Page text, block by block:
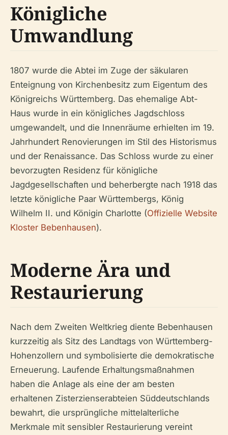
Königliche
Umwandlung
1807 wurde die Abtei im Zuge der säkularen
Enteignung von Kirchenbesitz zum Eigentum des
Königreichs Württemberg. Das ehemalige Abt-
Haus wurde in ein königliches Jagdschloss
umgewandelt, und die Innenräume erhielten im 19.
Jahrhundert Renovierungen im Stil des Historismus
und der Renaissance. Das Schloss wurde zu einer
bevorzugten Residenz für königliche
Jagdgesellschaften und beherbergte nach 1918 das
letzte königliche Paar Württembergs, König
Wilhelm II. und Königin Charlotte (Offizielle Website
Kloster Bebenhausen).
Moderne Ära und
Restaurierung
Nach dem Zweiten Weltkrieg diente Bebenhausen
kurzzeitig als Sitz des Landtags von Württemberg-
Hohenzollern und symbolisierte die demokratische
Erneuerung. Laufende Erhaltungsmaßnahmen
haben die Anlage als eine der am besten
erhaltenen Zisterzienserabteien Süddeutschlands
bewahrt, die ursprüngliche mittelalterliche
Merkmale mit sensibler Restaurierung vereint